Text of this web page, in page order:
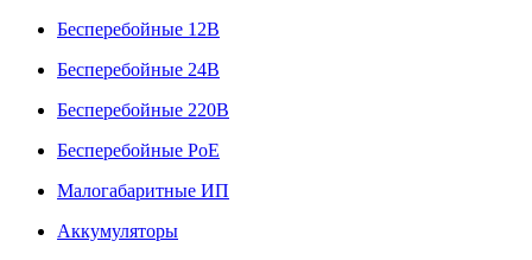
Бесперебойные 12В
Бесперебойные 24В
Бесперебойные 220В
Бесперебойные PoE
Малогабаритные ИП
Аккумуляторы